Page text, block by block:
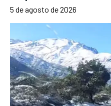
5 de agosto de 2026